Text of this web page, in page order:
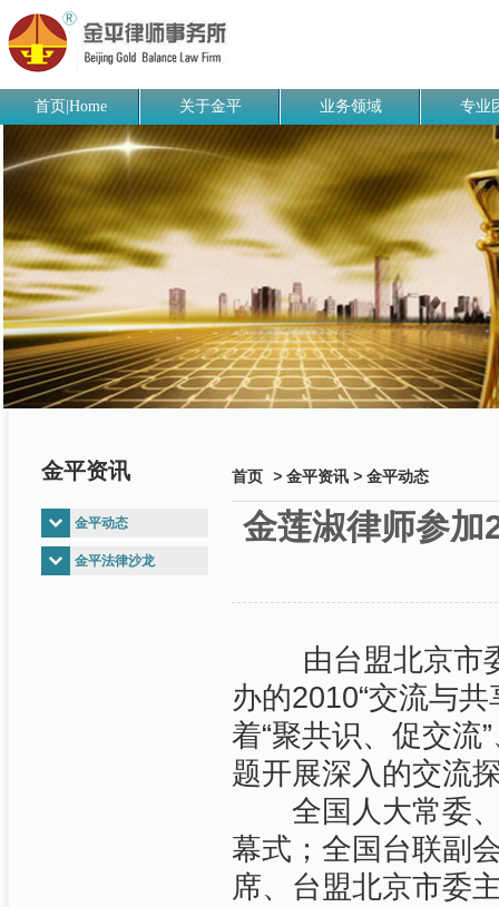
首页|Home 关于金平 业务领域 专业
金平资讯
金平动态
金平法律沙龙
首页 > 金平资讯 > 金平动态
金莲淑律师参
由台盟北京市委
办的2010“交流与
着“聚共识、促交流
题开展深入的交流
全国人大常委、
幕式；全国台联副
席、台盟北京市委